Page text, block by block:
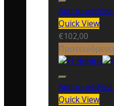
Add to wishlist
Quick View
€102,00
Προτεινόμενο
Add to wishlist
Quick View